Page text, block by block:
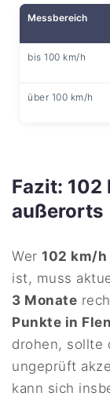
Messbereich
bis 100 km/h
über 100 km/h
Fazit: 102
außerorts
Wer102 km/
ist, muss
3 Monate
Punkte in
drohen, sollte
ungeprüft
kann sich